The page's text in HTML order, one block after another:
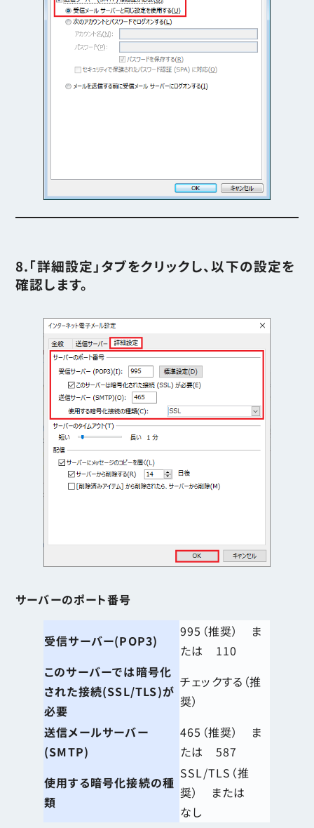
8.「詳細設定」タブをクリックし、以下の設定を
確認します。
サーバーのポート番号
受信サーバー(POP3)
995（推奨） ま
たは 110
このサーバーでは暗号化
された接続(SSL/TLS)が
必要
チェックする（推
奨）
送信メールサーバー
(SMTP)
465（推奨） ま
たは 587
使用する暗号化接続の種
類
SSL/TLS（推
奨） または
なし